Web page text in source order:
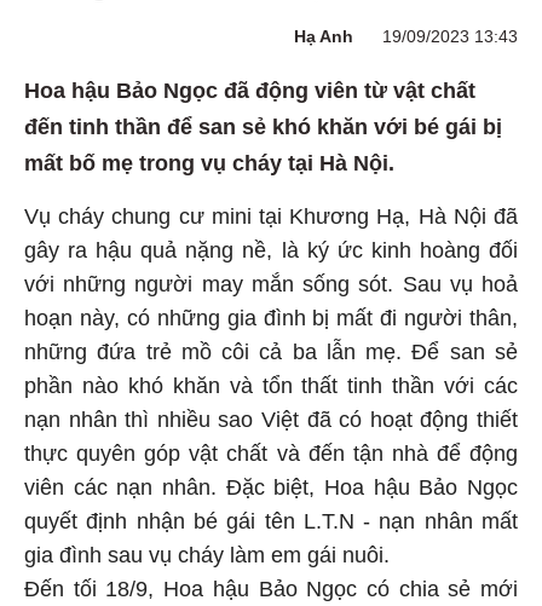
Hạ Anh 19/09/2023 13:43
Hoa hậu Bảo Ngọc đã động viên từ vật chất
đến tinh thần để san sẻ khó khăn với bé gái bị
mất bố mẹ trong vụ cháy tại Hà Nội.
Vụ cháy chung cư mini tại Khương Hạ, Hà Nội đã
gây ra hậu quả nặng nề, là ký ức kinh hoàng đối
với những người may mắn sống sót. Sau vụ hoả
hoạn này, có những gia đình bị mất đi người thân,
những đứa trẻ mồ côi cả ba lẫn mẹ. Để san sẻ
phần nào khó khăn và tổn thất tinh thần với các
nạn nhân thì nhiều sao Việt đã có hoạt động thiết
thực quyên góp vật chất và đến tận nhà để động
viên các nạn nhân. Đặc biệt, Hoa hậu Bảo Ngọc
quyết định nhận bé gái tên L.T.N - nạn nhân mất
gia đình sau vụ cháy làm em gái nuôi.
Đến tối 18/9, Hoa hậu Bảo Ngọc có chia sẻ mới